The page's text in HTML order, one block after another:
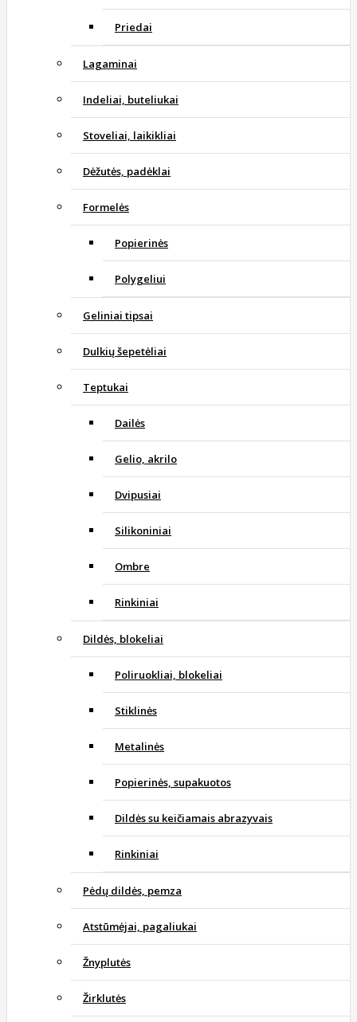
Priedai
Lagaminai
Indeliai, buteliukai
Stoveliai, laikikliai
Dėžutės, padėklai
Formelės
Popierinės
Polygeliui
Geliniai tipsai
Dulkių šepetėliai
Teptukai
Dailės
Gelio, akrilo
Dvipusiai
Silikoniniai
Ombre
Rinkiniai
Dildės, blokeliai
Poliruokliai, blokeliai
Stiklinės
Metalinės
Popierinės, supakuotos
Dildės su keičiamais abrazyvais
Rinkiniai
Pėdų dildės, pemza
Atstūmėjai, pagaliukai
Žnyplutės
Žirklutės